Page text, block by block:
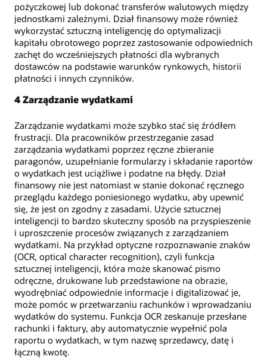
pożyczkowej lub dokonać transferów walutowych między
jednostkami zależnymi. Dział finansowy może również
wykorzystać sztuczną inteligencję do optymalizacji
kapitału obrotowego poprzez zastosowanie odpowiednich
zachęt do wcześniejszych płatności dla wybranych
dostawców na podstawie warunków rynkowych, historii
płatności i innych czynników.
4 Zarządzanie wydatkami
Zarządzanie wydatkami może szybko stać się źródłem
frustracji. Dla pracowników przestrzeganie zasad
zarządzania wydatkami poprzez ręczne zbieranie
paragonów, uzupełnianie formularzy i składanie raportów
o wydatkach jest uciążliwe i podatne na błędy. Dział
finansowy nie jest natomiast w stanie dokonać ręcznego
przeglądu każdego poniesionego wydatku, aby upewnić
się, że jest on zgodny z zasadami. Użycie sztucznej
inteligencji to bardzo skuteczny sposób na przyspieszenie
i uproszczenie procesów związanych z zarządzaniem
wydatkami. Na przykład optyczne rozpoznawanie znaków
(OCR, optical character recognition), czyli funkcja
sztucznej inteligencji, która może skanować pismo
odręczne, drukowane lub przedstawione na obrazie,
wyodrębniać odpowiednie informacje i digitalizować je,
może pomóc w przetwarzaniu rachunków i wprowadzaniu
wydatków do systemu. Funkcja OCR zeskanuje przesłane
rachunki i faktury, aby automatycznie wypełnić pola
raportu o wydatkach, w tym nazwę sprzedawcy, datę i
łączną kwotę.